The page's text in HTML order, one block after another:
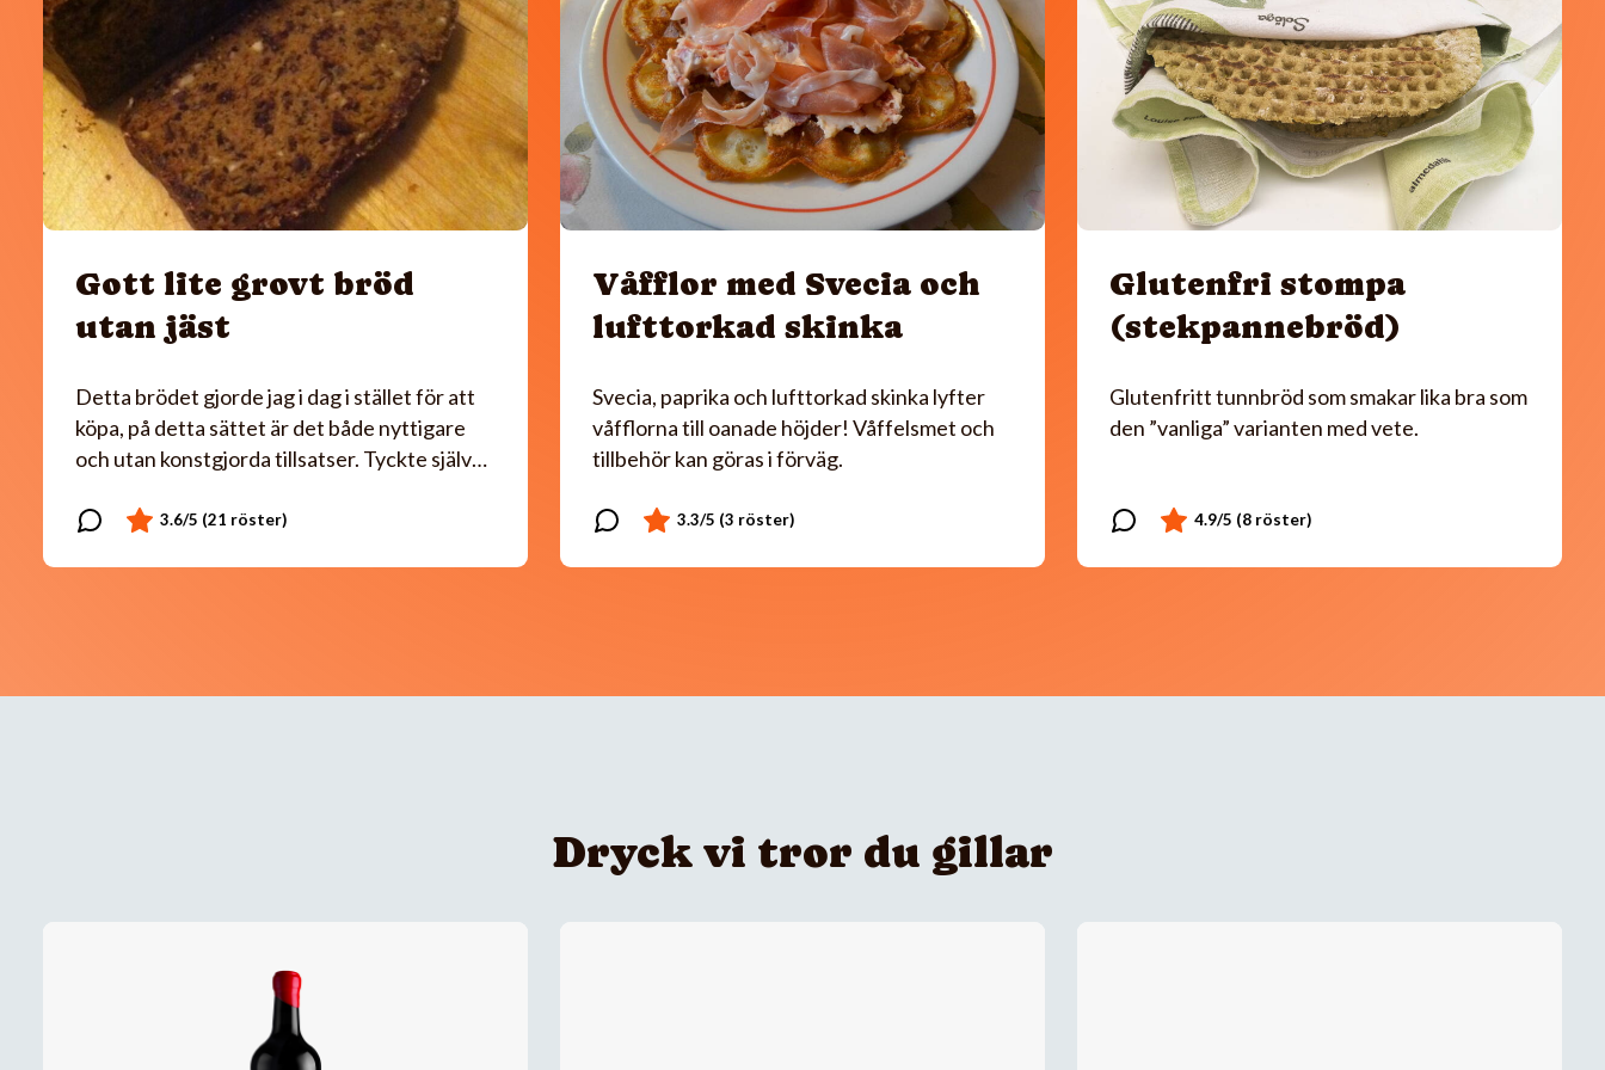
Gott lite grovt bröd
utan jäst
Detta brödet gjorde jag i dag i stället för att
köpa, på detta sättet är det både nyttigare
och utan konstgjorda tillsatser. Tyckte själv…
Våfflor med Svecia och
lufttorkad skinka
Svecia, paprika och lufttorkad skinka lyfter
våfflorna till oanade höjder! Våffelsmet och
tillbehör kan göras i förväg.
Glutenfri stompa
(stekpannebröd)
Glutenfritt tunnbröd som smakar lika bra som
den ”vanliga” varianten med vete.
Dryck vi tror du gillar